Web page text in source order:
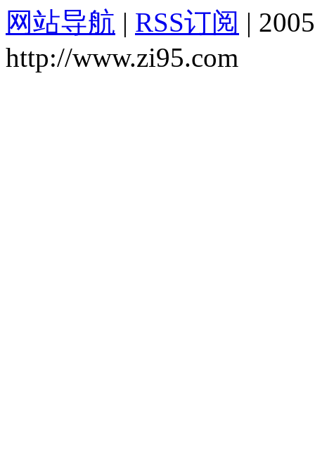
网站导航 | RSS订阅 |
http://www.zi95.com